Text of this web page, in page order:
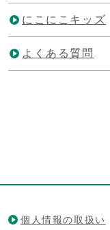
にこにこキッズ
よくある質問
個人情報の取扱い